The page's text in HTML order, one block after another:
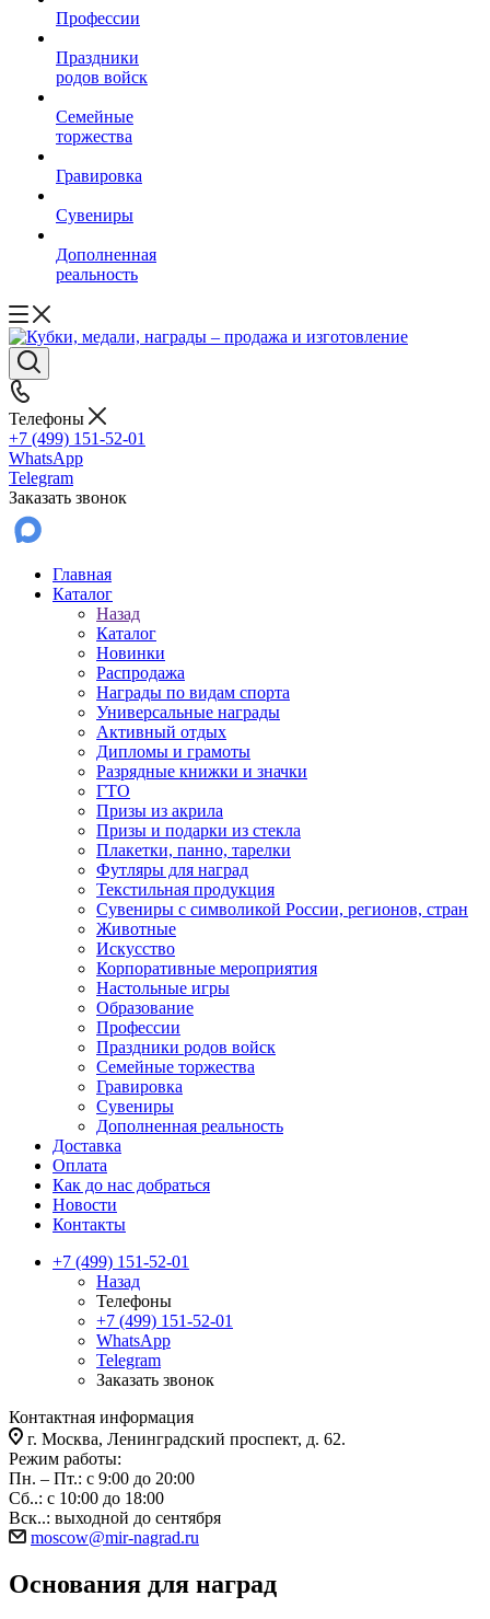
Профессии
Праздники
родов войск
Семейные
торжества
Гравировка
Сувениры
Дополненная
реальность
Телефоны
+7 (499) 151-52-01
WhatsApp
Telegram
Заказать звонок
Главная
Каталог
Назад
Каталог
Новинки
Распродажа
Награды по видам спорта
Универсальные награды
Активный отдых
Дипломы и грамоты
Разрядные книжки и значки
ГТО
Призы из акрила
Призы и подарки из стекла
Плакетки, панно, тарелки
Футляры для наград
Текстильная продукция
Сувениры с символикой России, регионов, стран
Животные
Искусство
Корпоративные мероприятия
Настольные игры
Образование
Профессии
Праздники родов войск
Семейные торжества
Гравировка
Сувениры
Дополненная реальность
Доставка
Оплата
Как до нас добраться
Новости
Контакты
+7 (499) 151-52-01
Назад
Телефоны
+7 (499) 151-52-01
WhatsApp
Telegram
Заказать звонок
Контактная информация
г. Москва, Ленинградский проспект, д. 62.
Режим работы:
Пн. – Пт.: с 9:00 до 20:00
Сб..: с 10:00 до 18:00
Вск..: выходной до сентября
moscow@mir-nagrad.ru
Основания для наград